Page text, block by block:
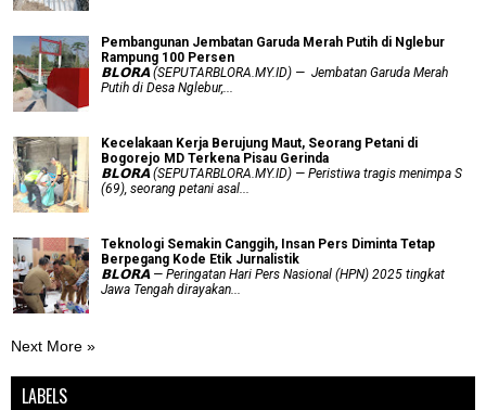
Pembangunan Jembatan Garuda Merah Putih di Nglebur
Rampung 100 Persen
𝗕𝗟𝗢𝗥𝗔 (SEPUTARBLORA.MY.ID) — Jembatan Garuda Merah
Putih di Desa Nglebur,...
Kecelakaan Kerja Berujung Maut, Seorang Petani di
Bogorejo MD Terkena Pisau Gerinda
𝗕𝗟𝗢𝗥𝗔 (SEPUTARBLORA.MY.ID) — Peristiwa tragis menimpa S
(69), seorang petani asal...
Teknologi Semakin Canggih, Insan Pers Diminta Tetap
Berpegang Kode Etik Jurnalistik
𝗕𝗟𝗢𝗥𝗔 — Peringatan Hari Pers Nasional (HPN) 2025 tingkat
Jawa Tengah dirayakan...
Next More »
LABELS